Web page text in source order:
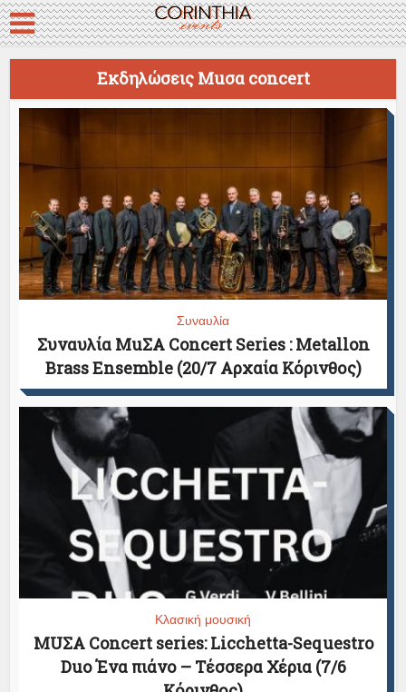
Εκδηλώσεις Muσα concert
Συναυλία
Συναυλία MuΣΑ Concert Series : Metallon
Brass Ensemble (20/7 Αρχαία Κόρινθος)
Κλασική μουσική
ΜUΣΑ Concert series: Licchetta-Sequestro
Duo Ένα πιάνο – Τέσσερα Χέρια (7/6